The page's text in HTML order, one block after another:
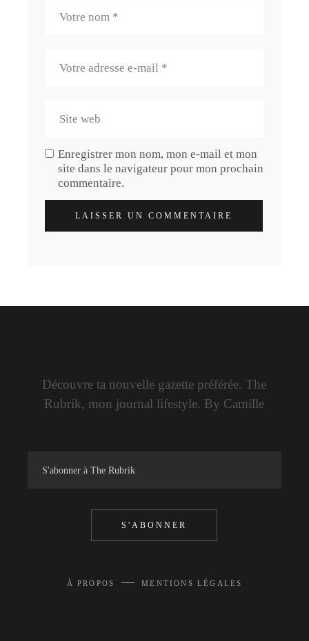
Enregistrer mon nom, mon e-mail et mon
site dans le navigateur pour mon prochain
commentaire.
LAISSER UN COMMENTAIRE
Découvre ta nouvelle gazette préférée. The
Rubrik, mon journal lifestyle. By Camille
S'ABONNER
À PROPOS — MENTIONS LÉGALES